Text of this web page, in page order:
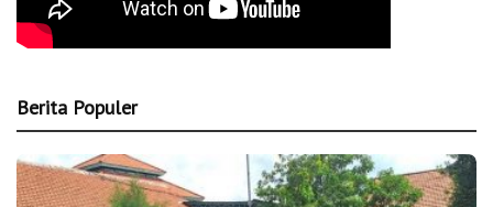
Berita Populer